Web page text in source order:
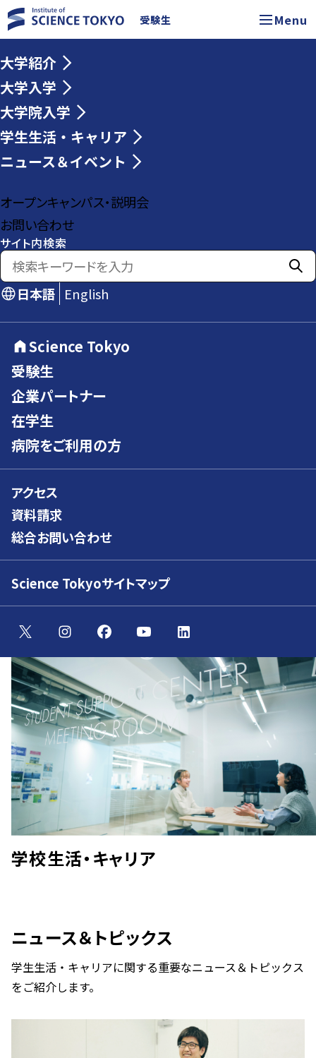
受験生 Menu
大学紹介
大学入学
大学院入学
学生生活・キャリア
ニュース＆イベント
オープンキャンパス・説明会
お問い合わせ
サイト内検索
日本語 English
Science Tokyo
受験生
企業パートナー
在学生
病院をご利用の方
アクセス
資料請求
総合お問い合わせ
Science Tokyoサイトマップ
学校生活・キャリア
ニュース＆トピックス
学生生活・キャリアに関する重要なニュース＆トピックス
をご紹介します。